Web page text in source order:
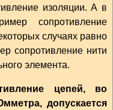
изоляции. А в
сопротивление
случаях равно
сопротивление нити
элемента.
цепей, во
допускается